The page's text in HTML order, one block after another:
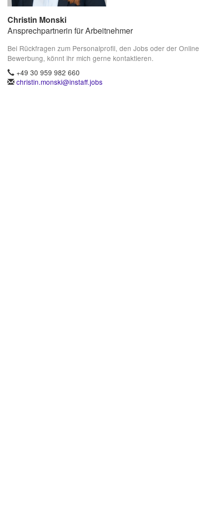
Christin Monski
Ansprechpartnerin für Arbeitnehmer
Bei Rückfragen zum Personalprofil, den Jobs oder der Online
Bewerbung, könnt ihr mich gerne kontaktieren.
+49 30 959 982 660
christin.monski@instaff.jobs